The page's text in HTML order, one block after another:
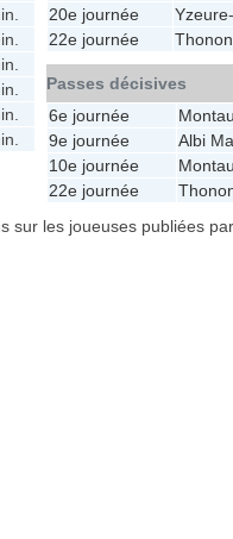
20e journée
Yzeure-
22e journée
Passes décisives
6e journée
9e journée
Albi
10e journée
22e journée
sur les joueuses publiées